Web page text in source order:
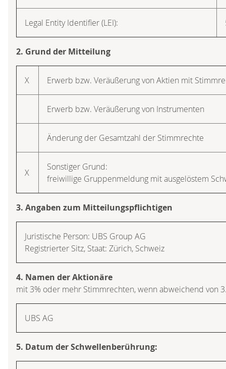
Legal Entity Identifier (LEI):
2. Grund der Mitteilung
X Erwerb bzw. Veräußerung von Aktien mit
Erwerb bzw. Veräußerung von Instrumenten
Änderung der Gesamtzahl der Stimmrechte
X
Sonstiger Grund:
freiwillige Gruppenmeldung mit ausgelöstem
3. Angaben zum Mitteilungspflichtigen
Juristische Person: UBS Group AG
Registrierter Sitz, Staat: Zürich, Schweiz
4. Namen der Aktionäre
mit 3% oder mehr Stimmrechten, wenn abweichend von
UBS AG
5. Datum der Schwellenberührung: